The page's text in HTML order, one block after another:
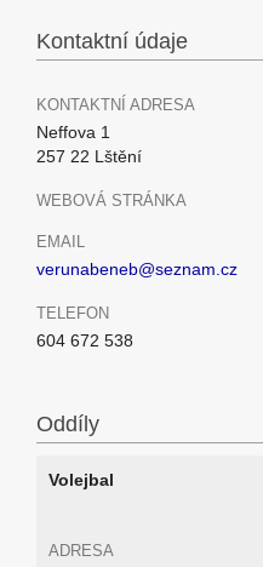
Kontaktní údaje
KONTAKTNÍ ADRESA
Neffova 1
257 22 Lštění
WEBOVÁ STRÁNKA
EMAIL
verunabeneb@seznam.cz
TELEFON
604 672 538
Oddíly
Volejbal
ADRESA